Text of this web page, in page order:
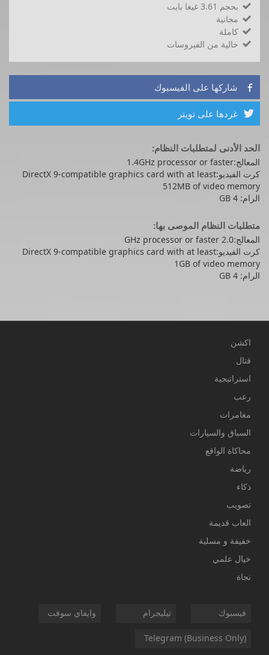
 بحجم 3.61 غيغا بايت
 مجانية
 كاملة
 خالية من الفيروسات
 شاركها على الفيسبوك
 غردها على تويتر
الحد الأدنى لمتطلبات النظام:
المعالج:1.4GHz processor or faster
كرت الفيديو:DirectX 9-compatible graphics card with at least
512MB of video memory
الرام: 4 GB
متطلبات النظام الموصى بها:
المعالج:2.0 GHz processor or faster
كرت الفيديو:DirectX 9-compatible graphics card with at least
1GB of video memory
الرام: 4 GB
اكشن
قتال
استراتيجية
رعب
مغامرات
السباق والسيارات
محاكاة الواقع
رياضة
ذكاء
تصويب
العاب قديمة
خفيفة و مسلية
خيال علمي
نجاة
فيسبوك تيليجرام وايفاي سوفت
Telegram (Business Only)